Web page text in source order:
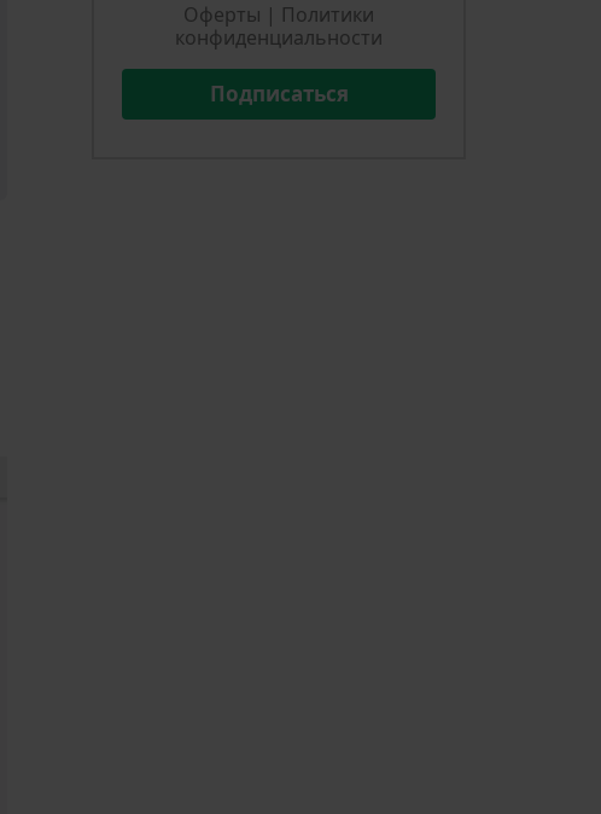
Оферты | Политики
конфиденциальности
Подписаться